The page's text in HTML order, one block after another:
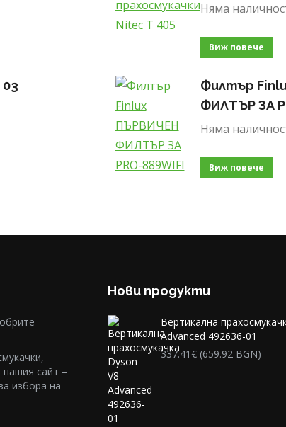
Няма
Виж повече
Филтър
ФИЛТЪР ЗА
Няма
Виж повече
нашия сайт –
избора на
Нови продукти
Вертикална
Advanced 492636-01
337.41€ (659.92 BGN)